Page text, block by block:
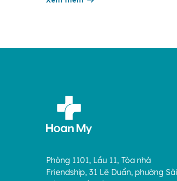
Phòng 1101, Lầu 11, Tòa nhà
Friendship, 31 Lê Duẩn, phường Sài